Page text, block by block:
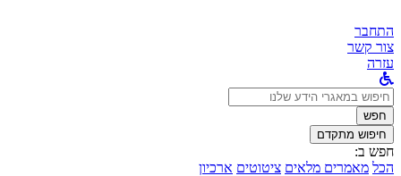
התחבר
צור קשר
עזרה
לחפש
ב:חפש
חיפוש מתקדם
חפש ב:
הכל מאמרים מלאים ציטוטים ארכיון